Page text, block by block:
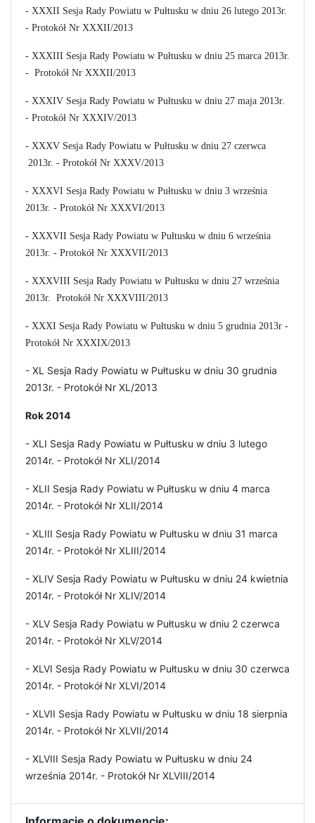
- XXXII Sesja Rady Powiatu w Pułtusku w dniu 26 lutego 2013r.
- Protokół Nr XXXII/2013
- XXXIII Sesja Rady Powiatu w Pułtusku w dniu 25 marca 2013r.
- Protokół Nr XXXII/2013
- XXXIV Sesja Rady Powiatu w Pułtusku w dniu 27 maja 2013r.
- Protokół Nr XXXIV/2013
- XXXV Sesja Rady Powiatu w Pułtusku w dniu 27 czerwca
2013r. - Protokół Nr XXXV/2013
- XXXVI Sesja Rady Powiatu w Pułtusku w dniu 3 września
2013r. - Protokół Nr XXXVI/2013
- XXXVII Sesja Rady Powiatu w Pułtusku w dniu 6 września
2013r. - Protokół Nr XXXVII/2013
- XXXVIII Sesja Rady Powiatu w Pułtusku w dniu 27 września
2013r. Protokół Nr XXXVIII/2013
- XXXI Sesja Rady Powiatu w Pułtusku w dniu 5 grudnia 2013r -
Protokół Nr XXXIX/2013
- XL Sesja Rady Powiatu w Pułtusku w dniu 30 grudnia
2013r. - Protokół Nr XL/2013
Rok 2014
- XLI Sesja Rady Powiatu w Pułtusku w dniu 3 lutego
2014r. - Protokół Nr XLI/2014
- XLII Sesja Rady Powiatu w Pułtusku w dniu 4 marca
2014r. - Protokół Nr XLII/2014
- XLIII Sesja Rady Powiatu w Pułtusku w dniu 31 marca
2014r. - Protokół Nr XLIII/2014
- XLIV Sesja Rady Powiatu w Pułtusku w dniu 24 kwietnia
2014r. - Protokół Nr XLIV/2014
- XLV Sesja Rady Powiatu w Pułtusku w dniu 2 czerwca
2014r. - Protokół Nr XLV/2014
- XLVI Sesja Rady Powiatu w Pułtusku w dniu 30 czerwca
2014r. - Protokół Nr XLVI/2014
- XLVII Sesja Rady Powiatu w Pułtusku w dniu 18 sierpnia
2014r. - Protokół Nr XLVII/2014
- XLVIII Sesja Rady Powiatu w Pułtusku w dniu 24
września 2014r. - Protokół Nr XLVIII/2014